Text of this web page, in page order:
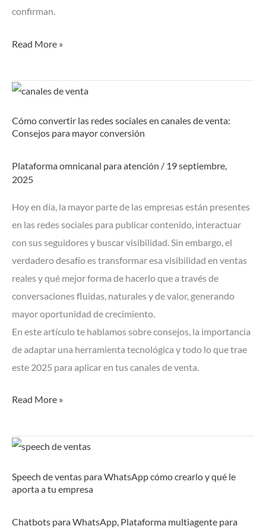
confirman.
Read More »
Cómo convertir las redes sociales en canales de venta:
Consejos para mayor conversión
Plataforma omnicanal para atención / 19 septiembre,
2025
Hoy en día, la mayor parte de las empresas están presentes
en las redes sociales para publicar contenido, interactuar
con sus seguidores y buscar visibilidad. Sin embargo, el
verdadero desafío es transformar esa visibilidad en ventas
reales y qué mejor forma de hacerlo que a través de
conversaciones fluidas, naturales y de valor, generando
mayor oportunidad de crecimiento.
En este artículo te hablamos sobre consejos, la importancia
de adaptar una herramienta tecnológica y todo lo que trae
este 2025 para aplicar en tus canales de venta.
Cómo
las
sociales
en
de
venta:
Consejos
para
mayor
conversión
Read More »
Speech de ventas para WhatsApp cómo crearlo y qué le
aporta a tu empresa
Chatbots para WhatsApp Plataforma multiagente para
Speech
ventas
para